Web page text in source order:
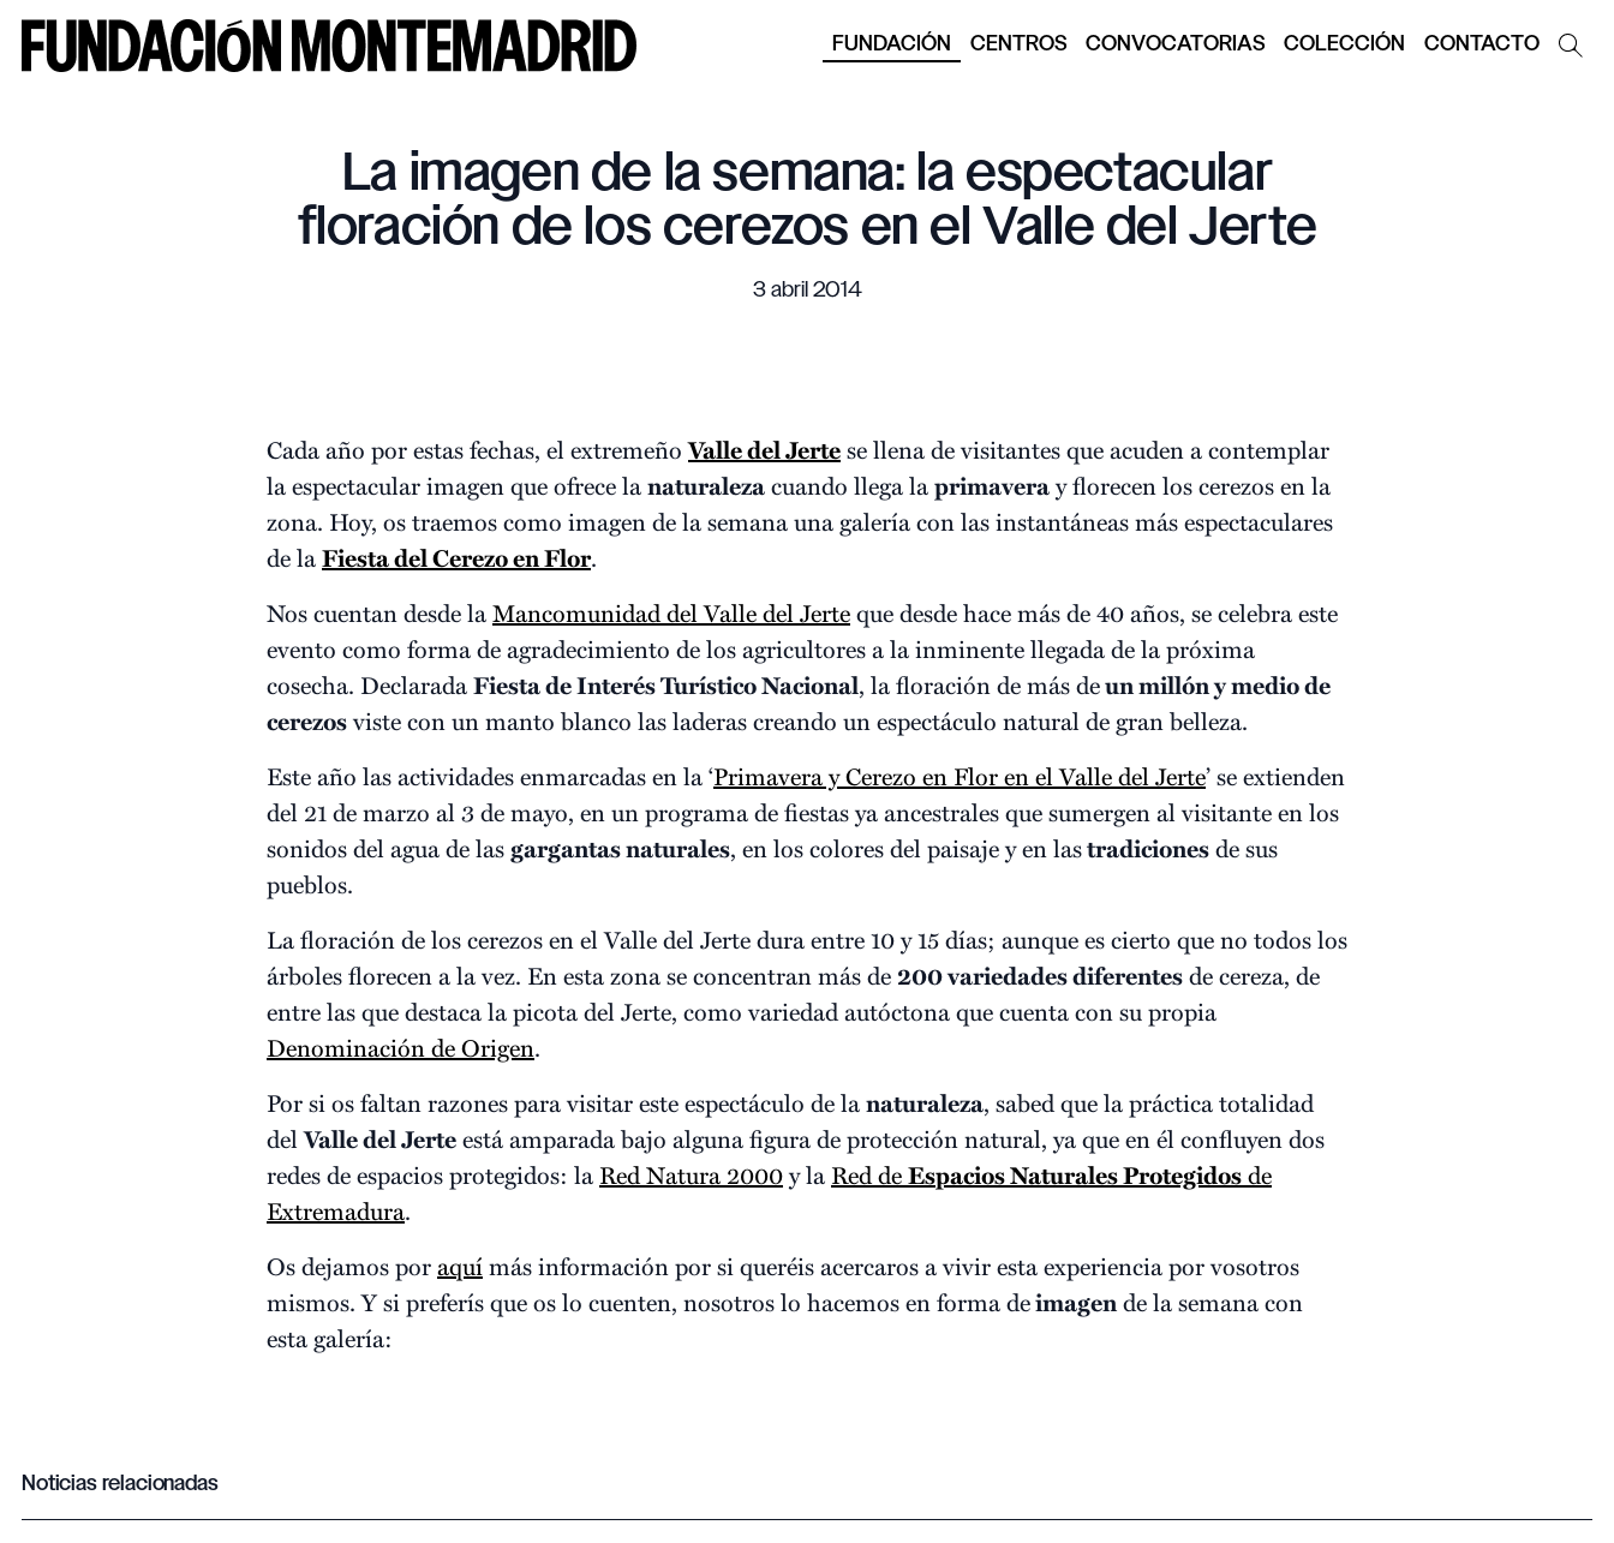
FUNDACIÓN CENTROS CONVOCATORIAS COLECCIÓN CONTACTO
La imagen de la semana: la espectacular
floración de los cerezos en el Valle del Jerte
3 abril 2014
Cada año por estas fechas, el extremeñoValle del Jertese llena de visitantes que acuden a contemplar
la espectacular imagen que ofrece lanaturalezacuando llega laprimaveray florecen los cerezos en la
zona. Hoy, os traemos como imagen de la semana una galería con las instantáneas más espectaculares
de laFiesta del Cerezo en Flor.
Nos cuentan desde laMancomunidad del Valle del Jerteque desde hace más de 40 años, se celebra este
evento como forma de agradecimiento de los agricultores a la inminente llegada de la próxima
cosecha. DeclaradaFiesta de Interés Turístico Nacional, la floración de más deun millón y medio de
cerezosviste con un manto blanco las laderas creando un espectáculo natural de gran belleza.
Este año las actividades enmarcadas en la ‘Primavera y Cerezo en Flor en el Valle del Jerte’ se extienden
del 21 de marzo al 3 de mayo, en un programa de fiestas ya ancestrales que sumergen al visitante en los
sonidos del agua de las gargantas naturales, en los colores del paisaje y en lastradicionesde sus
pueblos.
La floración de los cerezos en el Valle del Jerte dura entre 10 y 15 días; aunque es cierto que no todos los
árboles florecen a la vez. En esta zona se concentran más de 200 variedades diferentesde cereza, de
entre las que destaca la picota del Jerte, como variedad autóctona que cuenta con su propia
Denominación de Origen.
Por si os faltan razones para visitar este espectáculo de lanaturaleza, sabed que la práctica totalidad
delValle del Jerteestá amparada bajo alguna figura de protección natural, ya que en él confluyen dos
redes de espacios protegidos: la Red Natura 2000y la Red deEspacios Naturales Protegidosde
Extremadura.
Os dejamos poraquímás información por si queréis acercaros a vivir esta experiencia por vosotros
mismos. Y si preferís que os lo cuenten, nosotros lo hacemos en forma deimagende la semana con
esta galería:
Noticias relacionadas